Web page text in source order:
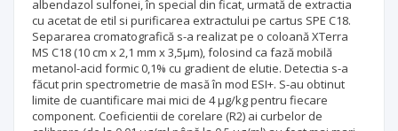
albendazol sulfonei, în special din ficat, urmată de extractia
cu acetat de etil si purificarea extractului pe cartus SPE C18.
Separarea cromatografică s-a realizat pe o coloană XTerra
MS C18 (10 cm x 2,1 mm x 3,5μm), folosind ca fază mobilă
metanol-acid formic 0,1% cu gradient de elutie. Detectia s-a
făcut prin spectrometrie de masă în mod ESI+. S-au obtinut
limite de cuantificare mai mici de 4 μg/kg pentru fiecare
component. Coeficientii de corelare (R2) ai curbelor de